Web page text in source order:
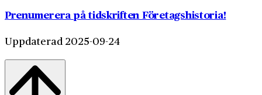
Prenumerera på tidskriften Företagshistoria!
Uppdaterad 2025-09-24